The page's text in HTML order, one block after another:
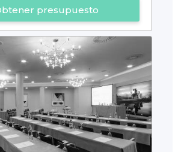
presupuesto